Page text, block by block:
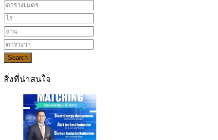
Search
สิ่งที่น่าสนใจ